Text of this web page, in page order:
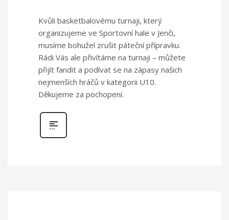
Kvůli basketbalovému turnaji, který
organizujeme ve Sportovní hale v Jenči,
musíme bohužel zrušit páteční přípravku.
Rádi Vás ale přivítáme na turnaji – můžete
přijít fandit a podívat se na zápasy našich
nejmenších hráčů v kategorii U10.
Děkujeme za pochopení.